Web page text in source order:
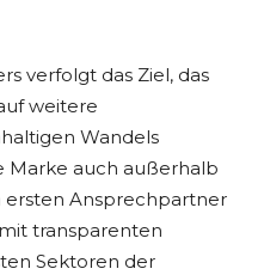
verfolgt das Ziel, das
weitere
Wandels
Marke auch außerhalb
ersten Ansprechpartner
transparenten
Sektoren der